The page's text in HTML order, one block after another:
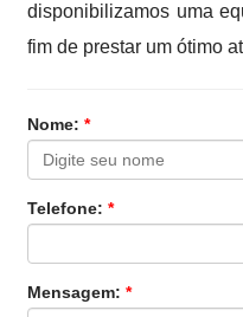
disponibilizamos uma
fim de prestar um ótimo
Nome:*
Telefone:*
Mensagem:*